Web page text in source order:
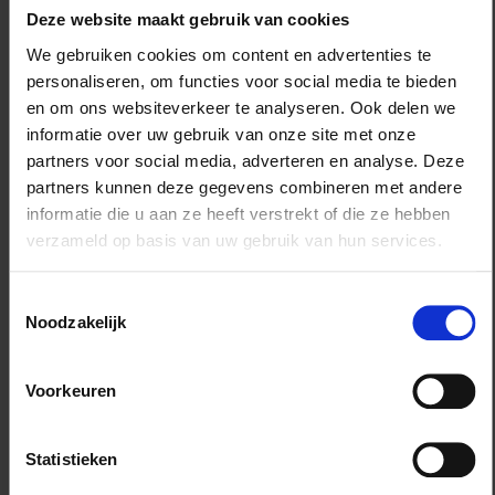
Deze website maakt gebruik van cookies
We gebruiken cookies om content en advertenties te
personaliseren, om functies voor social media te bieden
en om ons websiteverkeer te analyseren. Ook delen we
informatie over uw gebruik van onze site met onze
partners voor social media, adverteren en analyse. Deze
partners kunnen deze gegevens combineren met andere
informatie die u aan ze heeft verstrekt of die ze hebben
verzameld op basis van uw gebruik van hun services.
Noodzakelijk
Voorkeuren
Statistieken
Softcover Budget-Eco
De omslag is net als alle andere garenloos
gebonden producten. Ook hier kunt u kiezen voor
mat of glanzend laminaat. Het binnenwerk wordt
echter afged...
more info >
Bereken prijs